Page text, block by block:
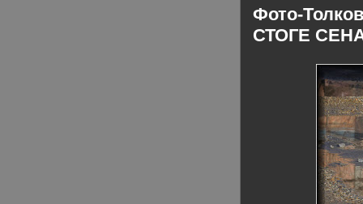
Фото-
СТОГЕ